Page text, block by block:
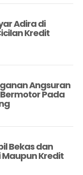
Adira di
Kredit
Angsuran
Pada
Bekas dan
Maupun Kredit